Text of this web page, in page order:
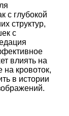
с глубокой
структур,
с
влиять на
кровоток,
в истории